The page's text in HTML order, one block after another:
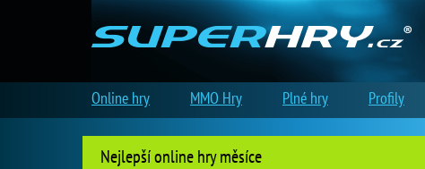
Nejlepší online hry měsíce
Online hry MMO Hry Plné hry Profily